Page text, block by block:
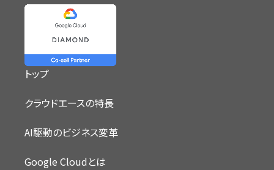
トップ
クラウドエースの特長
AI駆動のビジネス変革
Google Cloudとは